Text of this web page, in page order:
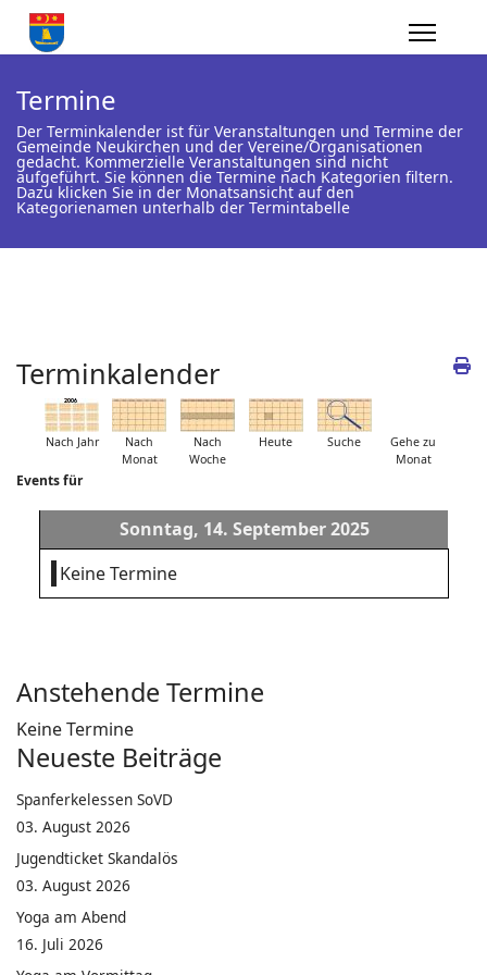
Termine
Der Terminkalender ist für Veranstaltungen und Termine der
Gemeinde Neukirchen und der Vereine/Organisationen
gedacht. Kommerzielle Veranstaltungen sind nicht
aufgeführt. Sie können die Termine nach Kategorien filtern.
Dazu klicken Sie in der Monatsansicht auf den
Kategorienamen unterhalb der Termintabelle
Terminkalender
Nach Jahr
Nach
Monat
Nach
Woche
Heute Suche
Gehe zu
Monat
Events für
Sonntag, 14. September 2025
Keine Termine
Anstehende Termine
Keine Termine
Neueste Beiträge
Spanferkelessen SoVD
03. August 2026
Jugendticket Skandalös
03. August 2026
Yoga am Abend
16. Juli 2026